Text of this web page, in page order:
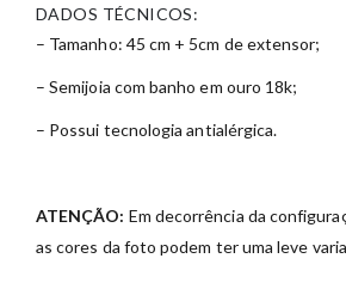
DADOS TÉCNICOS:
– Tamanho: 45 cm + 5cm de extensor;
– Semijoia com banho em ouro 18k;
– Possui tecnologia antialérgica.
ATENÇÃO: Em decorrência da
as cores da foto podem ter uma leve